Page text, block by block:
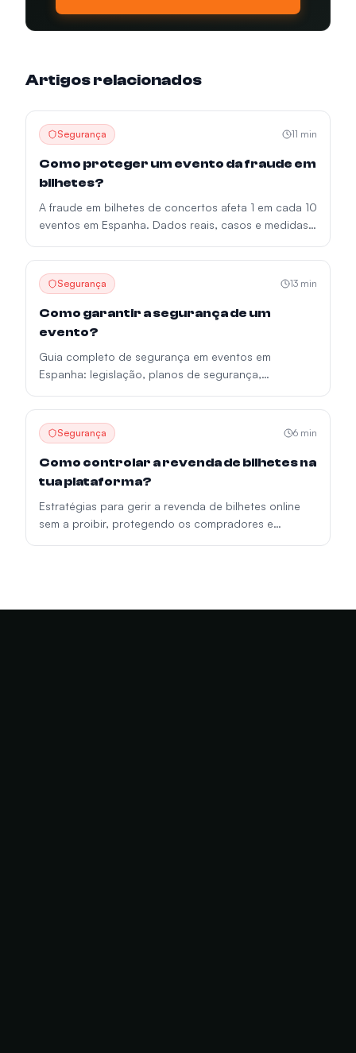
Artigos relacionados
Segurança 11 min
Como proteger um evento da fraude em
bilhetes?
A fraude em bilhetes de concertos afeta 1 em cada 10
eventos em Espanha. Dados reais, casos e medidas
Segurança 13 min
Como garantir a segurança de um
evento?
Guia completo de segurança em eventos em
Espanha: legislação, planos de segurança,
promotores.
Segurança 6 min
Como controlar a revenda de bilhetes na
tua plataforma?
Estratégias para gerir a revenda de bilhetes online
sem a proibir, protegendo os compradores e